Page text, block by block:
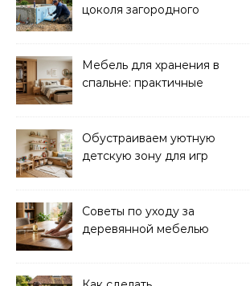
цоколя загородного
Мебель для хранения в
спальне: практичные
Обустраиваем уютную
детскую зону для игр
Советы по уходу за
деревянной мебелью